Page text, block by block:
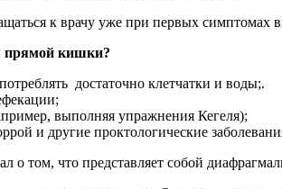
к врачу уже при первых
прямой кишки?
достаточно клетчатки и воды;.
выполняя упражнения Кегеля);
и другие проктологические
о том, что представляет собой